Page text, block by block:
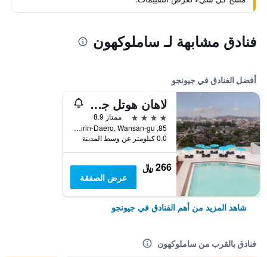
فنادق مشابهة لـ ساملوكهون
أفضل الفنادق في جيونجو
لاهان هوتل جيونجو
4 نجوم
ممتاز 8.9
85, Girin-Daero, Wansan-gu, جيونجو, كوريا الجنوبية
0.0 كيلومتر عن وسط المدينة
266 ﷼
عرض الصفقة
شاهد المزيد من أهم الفنادق في جيونجو
فنادق بالقرب من ساملوكهون